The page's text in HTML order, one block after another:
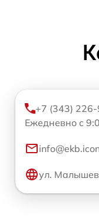
+7 (343)
Ежедневно с
ул.